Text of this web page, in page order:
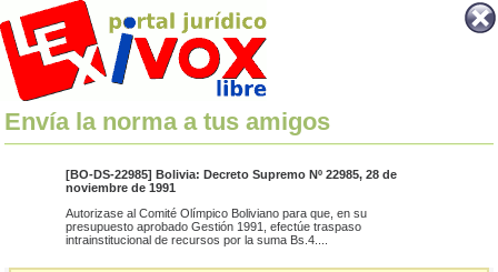
Envía la norma a tus amigos
[BO-DS-22985] Bolivia: Decreto Supremo Nº 22985, 28 de
noviembre de 1991
Autorizase al Comité Olímpico Boliviano para que, en su
presupuesto aprobado Gestión 1991, efectúe traspaso
intrainstitucional de recursos por la suma Bs.4....